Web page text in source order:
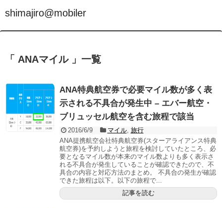
shimajiro@mobiler
「 ANAマイル 」一覧
ANA特典航空券で必要マイル数が多く表
示される不具合が発生中 – エバー航空・
ブリュッセル航空を含む旅程で該当
2016/6/9 マイル, 旅行
ANA提携航空会社特典航空券(スターアライアンス特典
航空券)を予約しようと旅程を検討していたところ、必
要となるマイル数が本来のマイル数よりも多く表示さ
れる不具合が発生していることが確認できたので、不
具合の内容と対応方法のまとめ。 不具合の発生が確認
できた旅程は以下。以下の旅程で...
記事を読む